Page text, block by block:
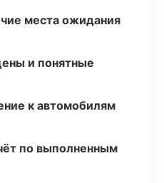
места ожидания
и понятные
к автомобилям
по выполненным